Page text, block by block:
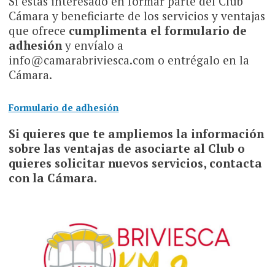
Cámara y beneficiarte de los servicios y ventajas
que ofrece cumplimenta el formulario de
adhesióny envíalo a
info@camarabriviesca.com o entrégalo en la
Cámara.
Formulario de adhesión
Si quieres que te ampliemos la información
sobre las ventajas de asociarte al Club o
quieres solicitar nuevos servicios, contacta
con la Cámara.